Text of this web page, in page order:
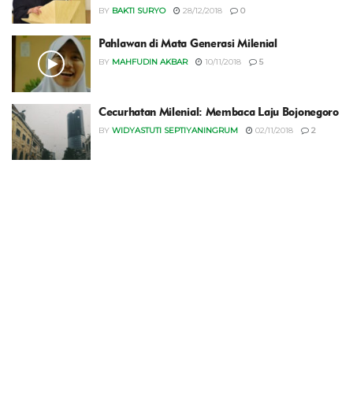
BY BAKTI SURYO 28/12/2018 0
Pahlawan di Mata Generasi Milenial
BY MAHFUDIN AKBAR 10/11/2018 5
Cecurhatan Milenial: Membaca Laju Bojonegoro
BY WIDYASTUTI SEPTIYANINGRUM 02/11/2018 2